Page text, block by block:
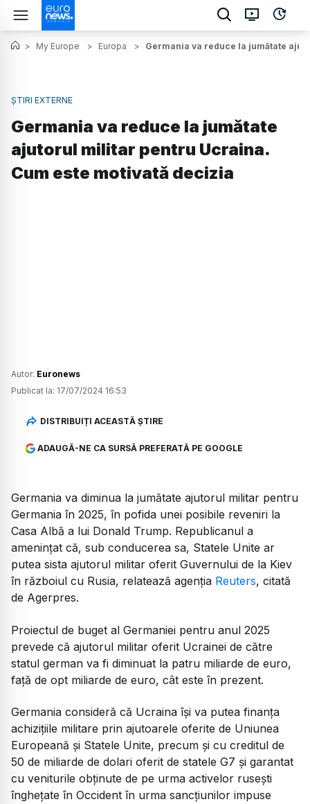
> My Europe > Europa > Germania va reduce la jumătate
ȘTIRI EXTERNE
Germania va reduce la jumătate
ajutorul militar pentru Ucraina.
Cum este motivată decizia
Autor: Euronews
Publicat la: 17/07/2024 16:53
DISTRIBUIȚI ACEASTĂ ȘTIRE
ADAUGĂ-NE CA SURSĂ PREFERATĂ PE GOOGLE
Germania va diminua la jumătate ajutorul militar pentru
Germania în 2025, în pofida unei posibile reveniri la
Casa Albă a lui Donald Trump. Republicanul a
amenințat că, sub conducerea sa, Statele Unite ar
putea sista ajutorul militar oferit Guvernului de la Kiev
în războiul cu Rusia, relatează agenția Reuters, citată
de Agerpres.
Proiectul de buget al Germaniei pentru anul 2025
prevede că ajutorul militar oferit Ucrainei de către
statul german va fi diminuat la patru miliarde de euro,
față de opt miliarde de euro, cât este în prezent.
Germania consideră că Ucraina își va putea finanța
achizițiile militare prin ajutoarele oferite de Uniunea
Europeană și Statele Unite, precum și cu creditul de
50 de miliarde de dolari oferit de statele G7 şi garantat
cu veniturile obținute de pe urma activelor ruseşti
îngheţate în Occident în urma sancţiunilor impuse